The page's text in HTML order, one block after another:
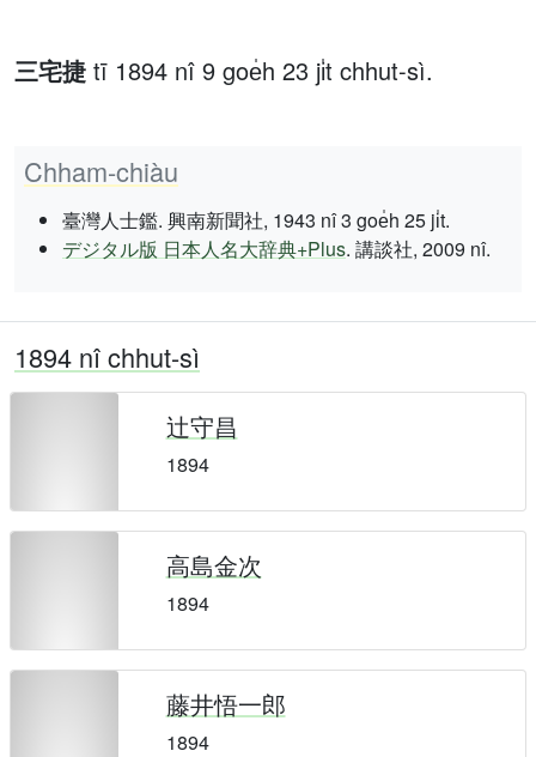
三宅捷 tī 1894 nî 9 goe̍h 23 ji̍t chhut-sì.
Chham-chiàu
臺灣人士鑑. 興南新聞社, 1943 nî 3 goe̍h 25 ji̍t.
デジタル版 日本人名大辞典+Plus. 講談社, 2009 nî.
1894 nî chhut-sì
辻守昌
1894
高島金次
1894
藤井悟一郎
1894